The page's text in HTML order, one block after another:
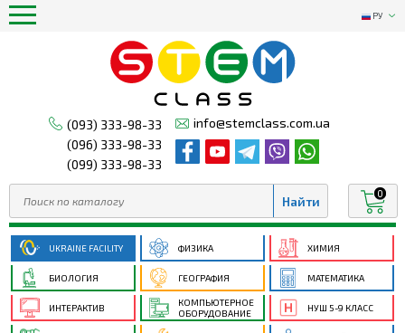
РУ
(093) 333-98-33
(096) 333-98-33
(099) 333-98-33
info@stemclass.com.ua
0
UKRAINE FACILITY ФИЗИКА ХИМИЯ
БИОЛОГИЯ ГЕОГРАФИЯ МАТЕМАТИКА
ИНТЕРАКТИВ
КОМПЬЮТЕРНОЕ
ОБОРУДОВАНИЕ
НУШ 5-9 КЛАСС